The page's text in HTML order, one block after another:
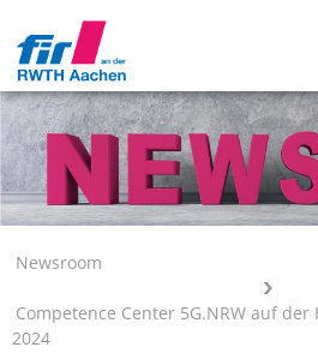
Newsroom
Competence Center 5G.NRW auf der
2024